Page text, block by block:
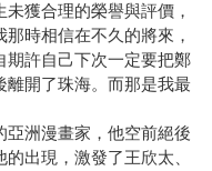
獲合理的榮譽與評價，
時相信在不久的將來，
期許自己下次一定要把鄭
離開了珠海。而那是我最
洲漫畫家，他空前絕後
出現，激發了王欣太、